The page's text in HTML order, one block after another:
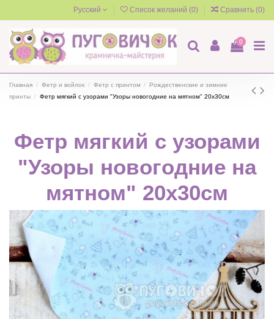
Русский Список желаний (0) Сравнить (0)
0
Главная Фетр и войлок Фетр с принтом
Рождественские и зимние
принты
Фетр мягкий с узорами "Узоры новогодние на мятном" 20х30см
Фетр мягкий с узорами
"Узоры новогодние на
мятном" 20х30см